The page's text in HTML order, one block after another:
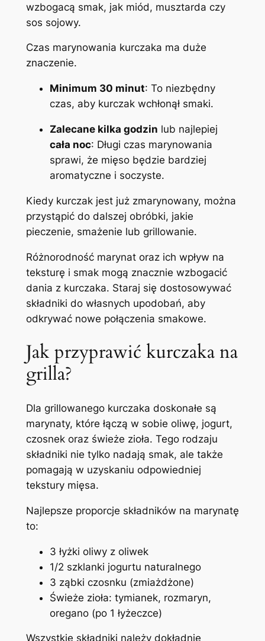
wzbogacą smak, jak miód, musztarda czy
sos sojowy.
Czas marynowania kurczaka ma duże
znaczenie.
Minimum 30 minut: To niezbędny
czas, aby kurczak wchłonął smaki.
Zalecane kilka godzin lub najlepiej
cała noc: Długi czas marynowania
sprawi, że mięso będzie bardziej
aromatyczne i soczyste.
Kiedy kurczak jest już zmarynowany, można
przystąpić do dalszej obróbki, jakie
pieczenie, smażenie lub grillowanie.
Różnorodność marynat oraz ich wpływ na
teksturę i smak mogą znacznie wzbogacić
dania z kurczaka. Staraj się dostosowywać
składniki do własnych upodobań, aby
odkrywać nowe połączenia smakowe.
Jak przyprawić kurczaka na
grilla?
Dla grillowanego kurczaka doskonałe są
marynaty, które łączą w sobie oliwę, jogurt,
czosnek oraz świeże zioła. Tego rodzaju
składniki nie tylko nadają smak, ale także
pomagają w uzyskaniu odpowiedniej
tekstury mięsa.
Najlepsze proporcje składników na marynatę
to:
3 łyżki oliwy z oliwek
1/2 szklanki jogurtu naturalnego
3 ząbki czosnku (zmiażdżone)
Świeże zioła: tymianek, rozmaryn,
oregano (po 1 łyżeczce)
Wszystkie składniki należy dokładnie